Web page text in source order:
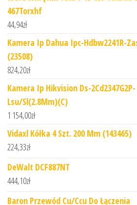
467Torxhf
44,94zł
Kamera Ip Dahua Ipc-Hdbw2241R-
(23508)
824,20zł
Kamera Ip Hikvision Ds-2Cd2347G2P-
Lsu/Sl(2.8Mm)(C)
1 154,00zł
Vidaxl Kółka 4 Szt. 200 Mm (143465)
224,33zł
DeWalt DCF887NT
444,10zł
Baron Przewód Cu/Ccu Do Łączenia